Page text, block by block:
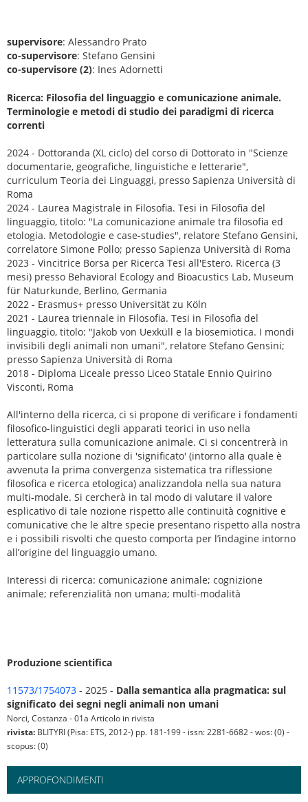
supervisore: Alessandro Prato
co-supervisore: Stefano Gensini
co-supervisore (2): Ines Adornetti
Ricerca: Filosofia del linguaggio e comunicazione animale.
Terminologie e metodi di studio dei paradigmi di ricerca
correnti
2024 - Dottoranda (XL ciclo) del corso di Dottorato in "Scienze
documentarie, geografiche, linguistiche e letterarie",
curriculum Teoria dei Linguaggi, presso Sapienza Università di
Roma
2024 - Laurea Magistrale in Filosofia. Tesi in Filosofia del
linguaggio, titolo: "La comunicazione animale tra filosofia ed
etologia. Metodologie e case-studies", relatore Stefano Gensini,
correlatore Simone Pollo; presso Sapienza Università di Roma
2023 - Vincitrice Borsa per Ricerca Tesi all'Estero. Ricerca (3
mesi) presso Behavioral Ecology and Bioacustics Lab, Museum
für Naturkunde, Berlino, Germania
2022 - Erasmus+ presso Universität zu Köln
2021 - Laurea triennale in Filosofia. Tesi in Filosofia del
linguaggio, titolo: "Jakob von Uexküll e la biosemiotica. I mondi
invisibili degli animali non umani", relatore Stefano Gensini;
presso Sapienza Università di Roma
2018 - Diploma Liceale presso Liceo Statale Ennio Quirino
Visconti, Roma
All'interno della ricerca, ci si propone di verificare i fondamenti
filosofico-linguistici degli apparati teorici in uso nella
letteratura sulla comunicazione animale. Ci si concentrerà in
particolare sulla nozione di 'significato' (intorno alla quale è
avvenuta la prima convergenza sistematica tra riflessione
filosofica e ricerca etologica) analizzandola nella sua natura
multi-modale. Si cercherà in tal modo di valutare il valore
esplicativo di tale nozione rispetto alle continuità cognitive e
comunicative che le altre specie presentano rispetto alla nostra
e i possibili risvolti che questo comporta per l’indagine intorno
all’origine del linguaggio umano.
Interessi di ricerca: comunicazione animale; cognizione
animale; referenzialità non umana; multi-modalità
Produzione scientifica
11573/1754073 - 2025 - Dalla semantica alla pragmatica: sul
significato dei segni negli animali non umani
Norci, Costanza - 01a Articolo in rivista
rivista: BLITYRI (Pisa: ETS, 2012-) pp. 181-199 - issn: 2281-6682 - wos: (0) -
scopus: (0)
APPROFONDIMENTI